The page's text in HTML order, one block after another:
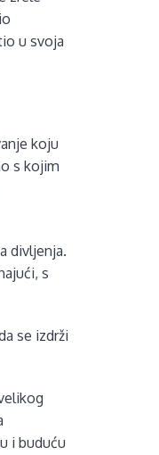
u svoja
koju
s kojim
divljenja.
s
se izdrži
i buduću